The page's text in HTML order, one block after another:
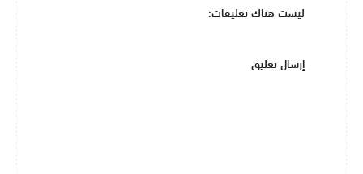
ليست هناك تعليقات:
إرسال تعليق